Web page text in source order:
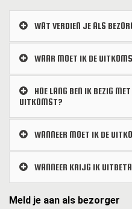
WAT VERDIEN JE ALS
WAAR MOET IK DE
HOE LANG BEN IK BEZIG
UITKOMST?
WANNEER MOET IK DE
WANNEER KRIJG IK
Meld je aan als bezorger